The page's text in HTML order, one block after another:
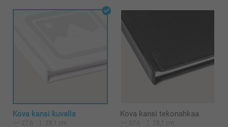
Kova kansi kuvalla
27,6 28,1 cm
Kova kansi tekonahkaa
27,6 28,1 cm